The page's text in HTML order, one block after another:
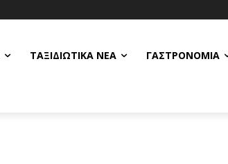
ΤΑΞΙΔΙΩΤΙΚΆ ΝΈΑ ΓΑΣΤΡΟΝΟΜΊΑ